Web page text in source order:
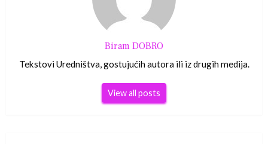
Biram DOBRO
Tekstovi Uredništva, gostujućih autora ili iz drugih medija.
View all posts